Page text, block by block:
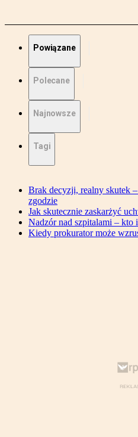
Powiązane
Polecane
Najnowsze
Tagi
Brak decyzji, realny skutek
zgodzie
Jak skutecznie zaskarżyć
Nadzór nad szpitalami – kto
Kiedy prokurator może